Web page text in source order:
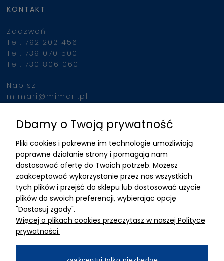
KONTAKT
Zadzwoń
Tel. 792 202 456
Tel. 739 070 500
Tel. 730 806 060
Napisz
mimari@mimari.pl
Znajdziesz nas
ADRES
MIMARI sp z o.o.
ul. Kurkowa 12
50-210 Wrocław
Dane rejestracyjne
NIP:8982325327
Dbamy o Twoją prywatność
Pliki cookies i pokrewne im technologie umożliwiają
poprawne działanie strony i pomagają nam
dostosować ofertę do Twoich potrzeb. Możesz
zaakceptować wykorzystanie przez nas wszystkich
tych plików i przejść do sklepu lub dostosować użycie
plików do swoich preferencji, wybierając opcję
"Dostosuj zgody".
Więcej o plikach cookies przeczytasz w naszej Polityce
prywatności.
zaakceptuj tylko niezbędne